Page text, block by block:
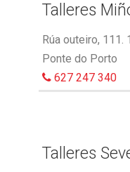
Talleres
Rúa outeiro,
Ponte do Porto
627 247 340
Talleres